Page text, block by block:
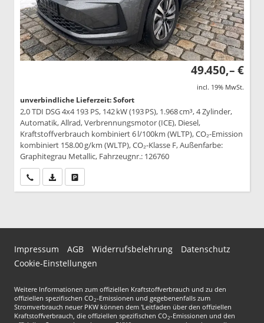
49.450,– €
incl. 19% MwSt.
unverbindliche Lieferzeit: Sofort
2,0 TDI DSG 4x4 193 PS, 142 kW (193 PS), 1.968 cm³, 4 Zylinder,
Automatik, Allrad, Verbrennungsmotor (ICE), Diesel,
Kraftstoffverbrauch kombiniert 6 l/100km (WLTP), CO₂-Emission
kombiniert 158.00 g/km (WLTP), CO₂-Klasse F, Außenfarbe:
Graphitegrau Metallic, Fahrzeugnr.: 126760
Wir rufen Sie anPDF-Datei, Fahrzeugexposé drucken
Impressum AGB Widerrufsbelehrung
Datenschutz
Cookie-Einstellungen
Weitere Informationen zum offiziellen Kraftstoffverbrauch und zu den
offiziellen spezifischen CO2-Emissionen und gegebenenfalls zum
Stromverbrauch neuer PKW können dem 'Leitfaden über den offiziellen
Kraftstoffverbrauch, die offiziellen spezifischen CO2-Emissionen und den